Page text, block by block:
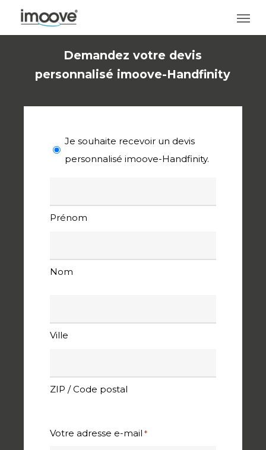
Demandez votre devis
personnalisé imoove-Handfinity
Demande
Je souhaite recevoir un devis
personnalisé imoove-Handfinity.
Prénom
Nom
Ville
ZIP / Code postal
Votre adresse e-mail *